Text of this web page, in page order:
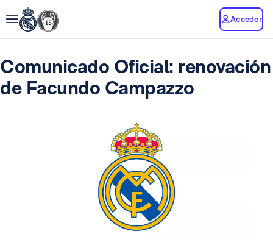
Acceder
Comunicado Oficial: renovación
de Facundo Campazzo